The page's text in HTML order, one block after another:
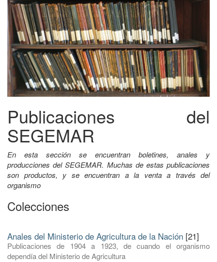
Publicaciones del
SEGEMAR
En esta sección se encuentran boletines, anales y
producciones del SEGEMAR. Muchas de estas publicaciones
son productos, y se encuentran a la venta a través del
organismo
Colecciones
Anales del Ministerio de Agricultura de la Nación [21]
Publicaciones de 1904 a 1923, de cuando el organismo
dependía del Ministerio de Agricultura